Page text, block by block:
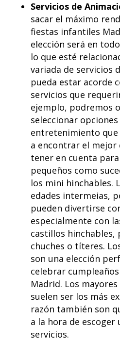
Servicios de
sacar el máximo
fiestas infantiles
elección será en
lo que esté
variada de servicios
pueda estar acorde
servicios que
ejemplo, podremos
seleccionar opciones
entretenimiento que
a encontrar el mejor
tener en cuenta
pequeños como
los mini hinchables.
edades intermeias,
pueden divertirse
especialmente con
castillos hinchables,
chuches o títeres.
son una elección
celebrar
Madrid. Los
suelen ser los más
razón también son
a la hora de escoger
servicios.